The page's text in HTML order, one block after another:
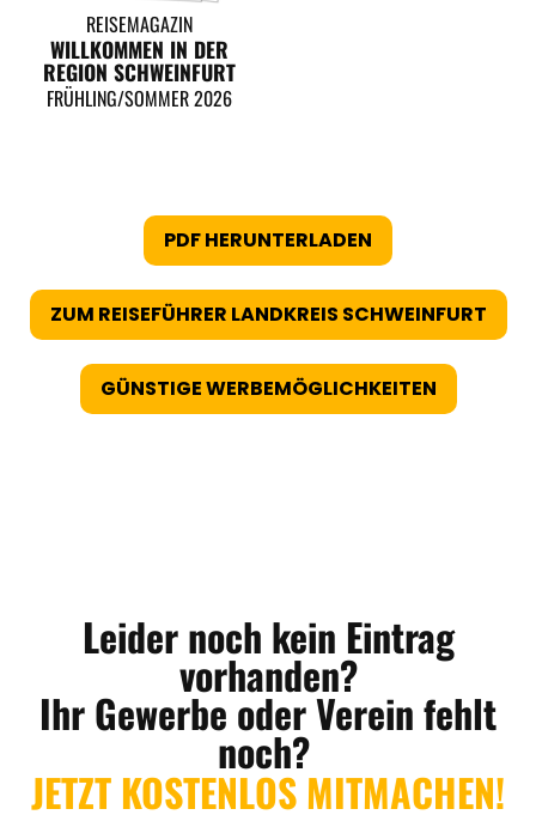
REISEMAGAZIN
WILLKOMMEN IN DER
REGION SCHWEINFURT
FRÜHLING/SOMMER 2026
PDF HERUNTERLADEN
ZUM REISEFÜHRER LANDKREIS SCHWEINFURT
GÜNSTIGE WERBEMÖGLICHKEITEN
Leider noch kein Eintrag
vorhanden?
Ihr Gewerbe oder Verein fehlt
noch?
JETZT KOSTENLOS MITMACHEN!